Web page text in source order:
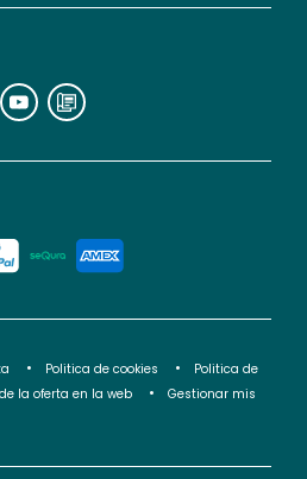
Para
información,
puedes
de
privacidad</2>.
Politica de cookies
Politica de
la oferta en la web
Gestionar mis